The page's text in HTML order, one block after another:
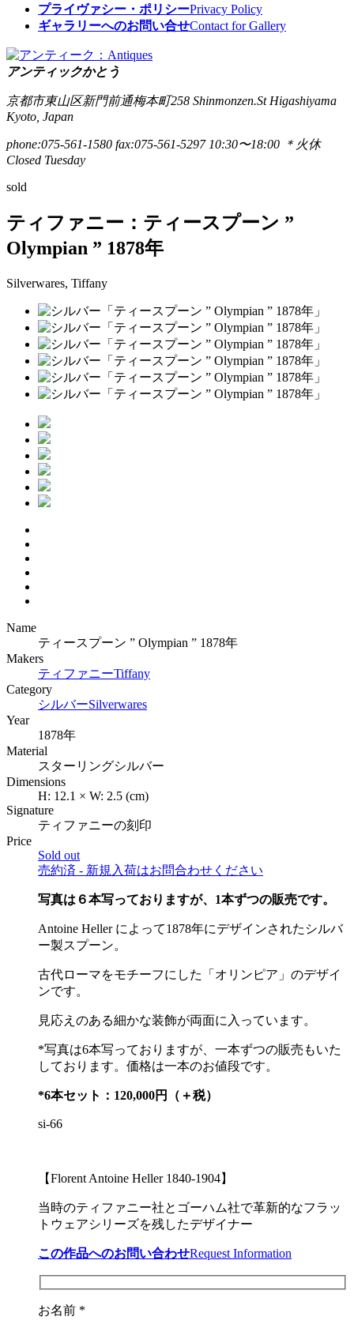
プライヴァシー・ポリシーPrivacy Policy
ギャラリーへのお問い合せContact for Gallery
アンティックかとう
京都市東山区新門前通梅本町258 Shinmonzen.St Higashiyama
Kyoto, Japan
phone:075-561-1580 fax:075-561-5297 10:30〜18:00 ＊火休
Closed Tuesday
sold
ティファニー：ティースプーン ”
Olympian ” 1878年
Silverwares, Tiffany
Name
ティースプーン ” Olympian ” 1878年
Makers
ティファニーTiffany
Category
シルバーSilverwares
Year
1878年
Material
スターリングシルバー
Dimensions
H: 12.1 × W: 2.5 (cm)
Signature
ティファニーの刻印
Price
Sold out
売約済 - 新規入荷はお問合わせください
写真は６本写っておりますが、1本ずつの販売です。
Antoine Heller によって1878年にデザインされたシルバ
ー製スプーン。
古代ローマをモチーフにした「オリンピア」のデザイ
ンです。
見応えのある細かな装飾が両面に入っています。
*写真は6本写っておりますが、一本ずつの販売もいた
しております。価格は一本のお値段です。
*6本セット：120,000円（＋税）
si-66
【Florent Antoine Heller 1840-1904】
当時のティファニー社とゴーハム社で革新的なフラッ
トウェアシリーズを残したデザイナー
この作品へのお問い合わせRequest Information
お名前 *